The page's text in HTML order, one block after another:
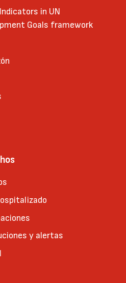
in UN
Goals framework
y alertas